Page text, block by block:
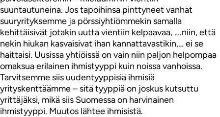
suuntautuneina. Jos tapoihinsa pinttyneet vanhat
suuryrityksemme ja pörssiyhtiömmekin samalla
kehittäisivät jotakin uutta vientiin kelpaavaa, ….niin, että
nekin hiukan kasvaisivat ihan kannattavastikin,… ei se
haittaisi. Uusissa yhtiöissä on vain niin paljon helpompaa
omaksua erilainen ihmistyyppi kuin noissa vanhoissa.
Tarvitsemme siis uudentyyppisiä ihmisiä
yrityskenttäämme – sitä tyyppiä on joskus kutsuttu
yrittäjäksi, mikä siis Suomessa on harvinainen
ihmistyyppi. Muutos lähtee ihmisistä.